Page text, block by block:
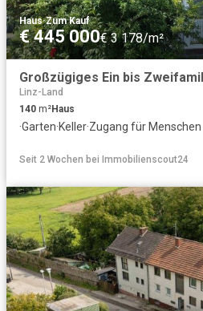
Haus·Zum Kauf
€ 445 000€ 3 178/m²
Linz-Land
140 m²Haus
·Garten·Keller·Zugang für
Seit 2 Wochen bei Immobilienscout24